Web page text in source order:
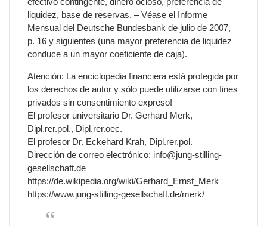
liquidez, base de reservas. – Véase el Informe
Mensual del Deutsche Bundesbank de julio de 2007,
p. 16 y siguientes (una mayor preferencia de liquidez
conduce a un mayor coeficiente de caja).
Atención: La enciclopedia financiera está protegida por
los derechos de autor y sólo puede utilizarse con fines
privados sin consentimiento expreso!
El profesor universitario Dr. Gerhard Merk,
Dipl.rer.pol., Dipl.rer.oec.
El profesor Dr. Eckehard Krah, Dipl.rer.pol.
Dirección de correo electrónico: info@jung-stilling-
gesellschaft.de
https://de.wikipedia.org/wiki/Gerhard_Ernst_Merk
https://www.jung-stilling-gesellschaft.de/merk/